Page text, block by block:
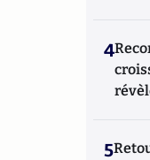
4
5